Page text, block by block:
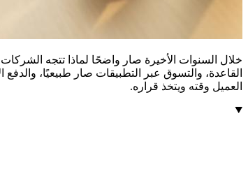
خلال السنوات الأخيرة صار واضحًا لماذا تتجه
القاعدة، والتسوق عبر التطبيقات صار طبيعيًا،
العميل وقته ويتخذ قراره.